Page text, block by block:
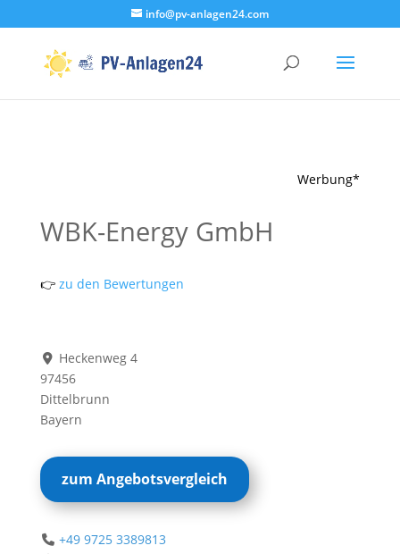
info@pv-anlagen24.com
Werbung*
WBK-Energy GmbH
👉zu den Bewertungen
Heckenweg 4
97456
Dittelbrunn
Bayern
zum Angebotsvergleich
+49 9725 3389813